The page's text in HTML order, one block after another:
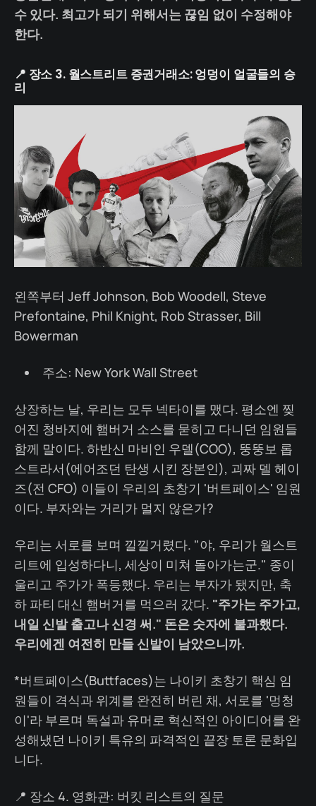
수 있다. 최고가 되기 위해서는 끊임 없이 수정해야
한다.
📍 장소 3. 월스트리트 증권거래소: 엉덩이 얼굴들의 승
리
왼쪽부터 Jeff Johnson, Bob Woodell, Steve
Prefontaine, Phil Knight, Rob Strasser, Bill
Bowerman
주소: New York Wall Street
상장하는 날, 우리는 모두 넥타이를 맸다. 평소엔 찢
어진 청바지에 햄버거 소스를 묻히고 다니던 임원들
함께 말이다. 하반신 마비인 우델(COO), 뚱뚱보 롭
스트라서(에어조던 탄생 시킨 장본인), 괴짜 델 헤이
즈(전 CFO) 이들이 우리의 초창기 '버트페이스' 임원
이다. 부자와는 거리가 멀지 않은가?
우리는 서로를 보며 낄낄거렸다. "야, 우리가 월스트
리트에 입성하다니, 세상이 미쳐 돌아가는군." 종이
울리고 주가가 폭등했다. 우리는 부자가 됐지만, 축
하 파티 대신 햄버거를 먹으러 갔다. "주가는 주가고,
내일 신발 출고나 신경 써." 돈은 숫자에 불과했다.
우리에겐 여전히 만들 신발이 남았으니까.
*버트페이스(Buttfaces)는 나이키 초창기 핵심 임
원들이 격식과 위계를 완전히 버린 채, 서로를 '멍청
이'라 부르며 독설과 유머로 혁신적인 아이디어를 완
성해냈던 나이키 특유의 파격적인 끝장 토론 문화입
니다.
📍 장소 4. 영화관: 버킷 리스트의 질문